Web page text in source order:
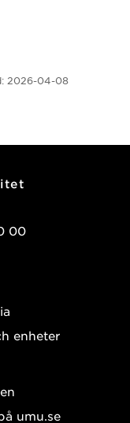
2026-04-08
00
enheter
umu.se